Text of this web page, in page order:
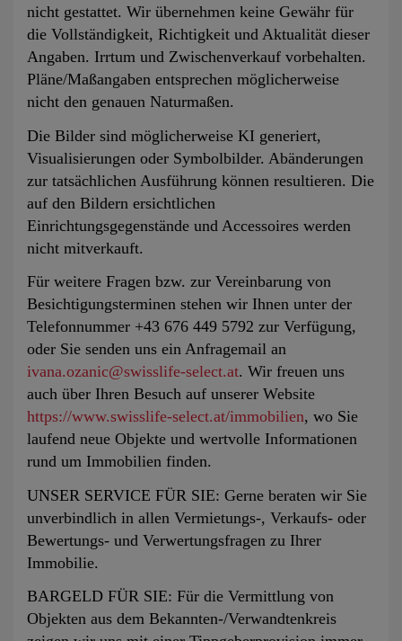
nicht gestattet. Wir übernehmen keine Gewähr für
die Vollständigkeit, Richtigkeit und Aktualität dieser
Angaben. Irrtum und Zwischenverkauf vorbehalten.
Pläne/Maßangaben entsprechen möglicherweise
nicht den genauen Naturmaßen.
Die Bilder sind möglicherweise KI generiert,
Visualisierungen oder Symbolbilder. Abänderungen
zur tatsächlichen Ausführung können resultieren. Die
auf den Bildern ersichtlichen
Einrichtungsgegenstände und Accessoires werden
nicht mitverkauft.
Für weitere Fragen bzw. zur Vereinbarung von
Besichtigungsterminen stehen wir Ihnen unter der
Telefonnummer +43 676 449 5792 zur Verfügung,
oder Sie senden uns ein Anfragemail an
ivana.ozanic@swisslife-select.at. Wir freuen uns
auch über Ihren Besuch auf unserer Website
https://www.swisslife-select.at/immobilien, wo Sie
laufend neue Objekte und wertvolle Informationen
rund um Immobilien finden.
UNSER SERVICE FÜR SIE: Gerne beraten wir Sie
unverbindlich in allen Vermietungs-, Verkaufs- oder
Bewertungs- und Verwertungsfragen zu Ihrer
Immobilie.
BARGELD FÜR SIE: Für die Vermittlung von
Objekten aus dem Bekannten-/Verwandtenkreis